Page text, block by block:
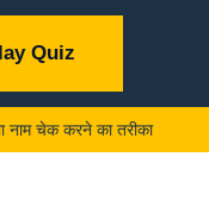
Quiz
का तरीका